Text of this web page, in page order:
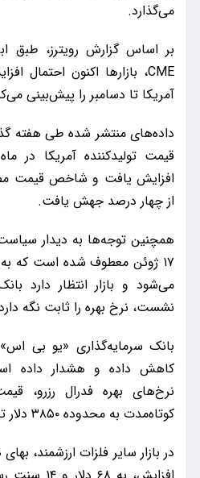
می‌گذارد.
بر اساس گزارش رویترز، طبق
آمریکا تا دسامبر را پیش‌بینی
داده‌های منتشر شده طی هفته
قیمت‌ تولیدکننده آمریکا در
افزایش یافت و شاخص قیمت
از چهار درصد جهش یافت.
۱۷ ژوئن معطوف شده است که
می‌شود و بازار انتظار دارد
نشست، نرخ‌ بهره را ثابت نگه
کاهش داده و هشدار داده
نرخ‌های بهره فدرال رزرو،
کوتاه‌مدت به محدوده ۳۸۵۰ دلار تا ۴۰۰۰ دلار خواهد رساند.